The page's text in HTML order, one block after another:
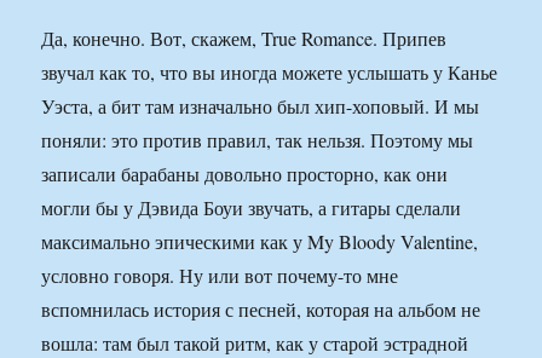
Да, конечно. Вот, скажем, True Romance. Припев
звучал как то, что вы иногда можете услышать у Канье
Уэста, а бит там изначально был хип-хоповый. И мы
поняли: это против правил, так нельзя. Поэтому мы
записали барабаны довольно просторно, как они
могли бы у Дэвида Боуи звучать, а гитары сделали
максимально эпическими как у My Bloody Valentine,
условно говоря. Ну или вот почему-то мне
вспомнилась история с песней, которая на альбом не
вошла: там был такой ритм, как у старой эстрадной